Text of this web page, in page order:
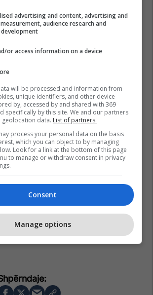
advertising and content, advertising and
audience research and
development
or access information on a device
will be processed and information from
unique identifiers, and other device
by, accessed by and shared with 369
specifically by this site. We and our partners
geolocation data. List of partners.
process your personal data on the basis
which you can object to by managing
Look for a link at the bottom of this page
to manage or withdraw consent in privacy
Consent
Manage options